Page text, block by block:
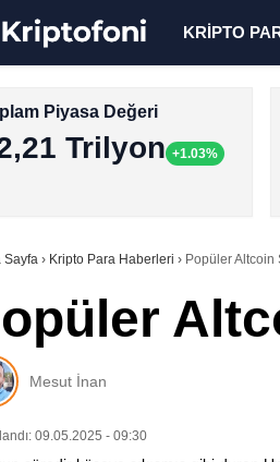
KRİPTO
Piyasa Değeri
Trilyon +1.03%
Sayfa › Kripto Para Haberleri › Popüler Altcoin
Mesut İnan
09.05.2025 - 09:30